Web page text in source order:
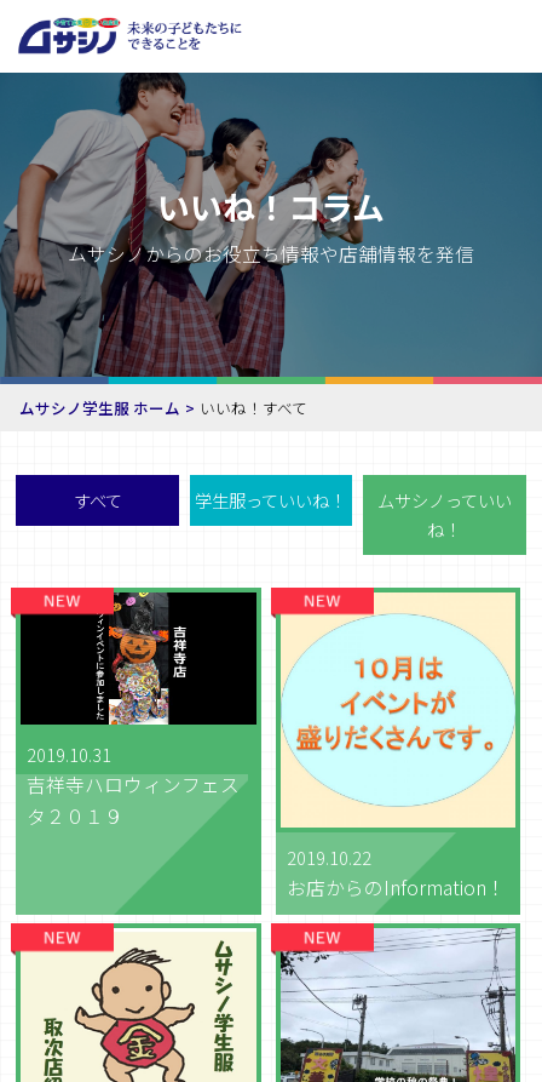
いいね！コラム
ムサシノからのお役立ち情報や店舗情報を発信
ムサシノ学生服 ホーム いいね！すべて
すべて 学生服っていいね！
ムサシノっていい
ね！
2019.10.31
吉祥寺ハロウィンフェス
タ２０１９
2019.10.22
お店からのInformation！